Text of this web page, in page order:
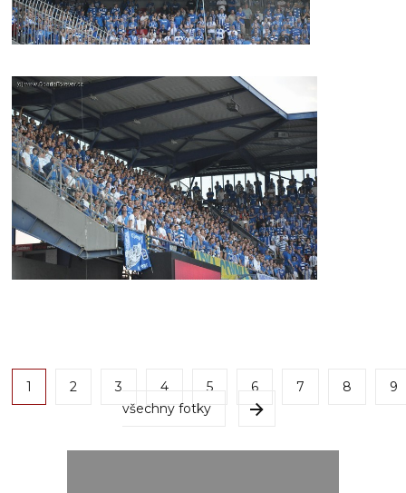
1 2 3 4 5 6 7 8
9
všechny fotky